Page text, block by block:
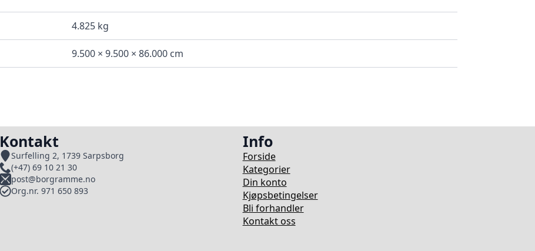
4.825 kg
9.500 × 9.500 × 86.000 cm
Kontakt
Surfelling 2, 1739 Sarpsborg
(+47) 69 10 21 30
post@borgramme.no
Org.nr. 971 650 893
Info
Forside
Kategorier
Din konto
Kjøpsbetingelser
Bli forhandler
Kontakt oss